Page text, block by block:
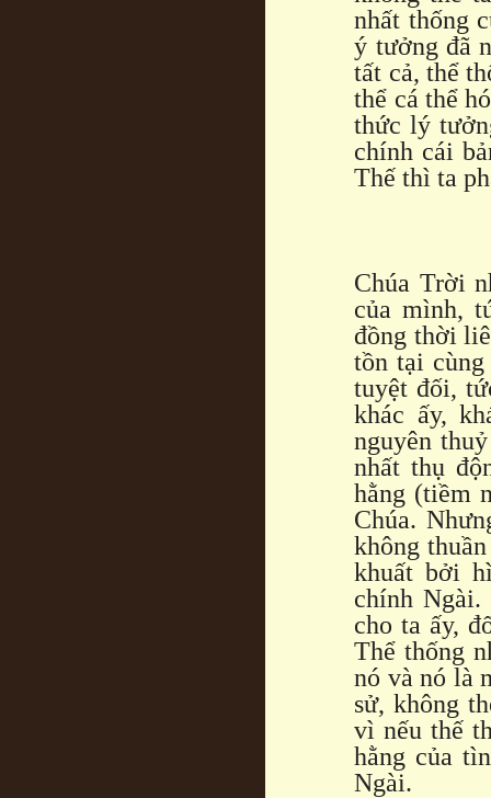
nhất thống
ý tưởng đã
tất cả, thể
thể cá thể
thức lý
chính cái
Thế thì ta
Chúa Trời
của mình,
đồng thời
tồn tại
tuyệt đối,
khác ấy,
nguyên
nhất thụ
hằng (tiềm
Chúa.
không
khuất bởi
chính
cho ta ấy,
Thể thống
nó và nó là
sử, không
vì nếu thế
hằng của
Ngài.